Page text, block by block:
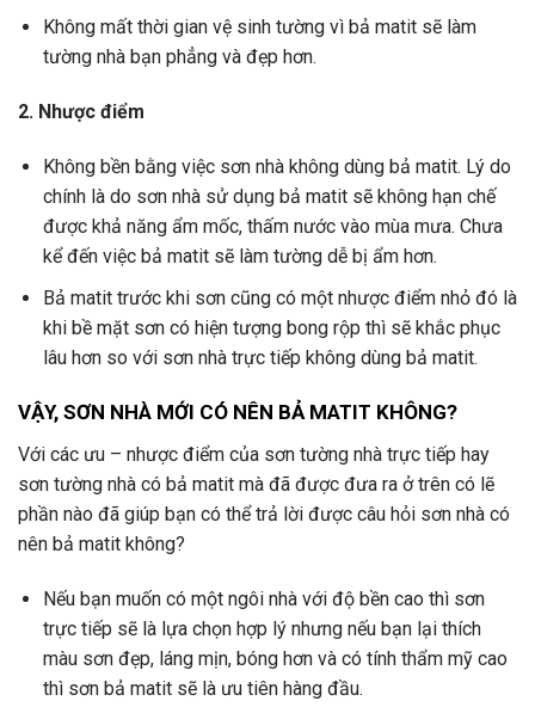
Không mất thời gian vệ sinh tường vì bả matit sẽ làm
tường nhà bạn phẳng và đẹp hơn.
2. Nhược điểm
Không bền bằng việc sơn nhà không dùng bả matit. Lý do
chính là do sơn nhà sử dụng bả matit sẽ không hạn chế
được khả năng ẩm mốc, thấm nước vào mùa mưa. Chưa
kể đến việc bả matit sẽ làm tường dễ bị ẩm hơn.
Bả matit trước khi sơn cũng có một nhược điểm nhỏ đó là
khi bề mặt sơn có hiện tượng bong rộp thì sẽ khắc phục
lâu hơn so với sơn nhà trực tiếp không dùng bả matit.
VẬY, SƠN NHÀ MỚI CÓ NÊN BẢ MATIT KHÔNG?
Với các ưu – nhược điểm của sơn tường nhà trực tiếp hay
sơn tường nhà có bả matit mà đã được đưa ra ở trên có lẽ
phần nào đã giúp bạn có thể trả lời được câu hỏi sơn nhà có
nên bả matit không?
Nếu bạn muốn có một ngôi nhà với độ bền cao thì sơn
trực tiếp sẽ là lựa chọn hợp lý nhưng nếu bạn lại thích
màu sơn đẹp, láng mịn, bóng hơn và có tính thẩm mỹ cao
thì sơn bả matit sẽ là ưu tiên hàng đầu.